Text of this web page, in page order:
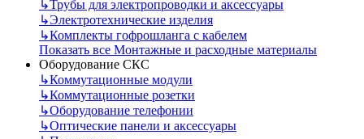
↳Трубы для электропроводки и аксессуары
↳Электротехнические изделия
↳Комплекты гофрошланга с кабелем
Показать все Монтажные и расходные материалы
Оборудование СКС
↳Коммутационные модули
↳Коммутационные розетки
↳Оборудование телефонии
↳Оптические панели и аксессуары